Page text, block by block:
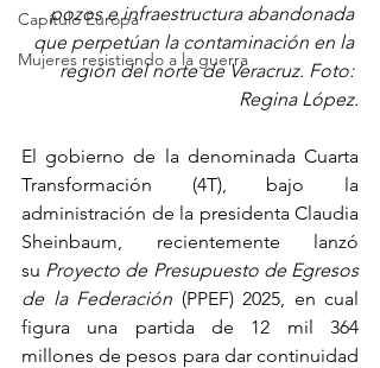
Capítulo Europa
Mujeres resistiendo a la guerra
pozos e infraestructura abandonada
que perpetúan la contaminación en la
región del norte de Veracruz. Foto:
Regina López.
El gobierno de la denominada Cuarta
Transformación (4T), bajo la
administración de la presidenta Claudia
Sheinbaum, recientemente lanzó
su Proyecto de Presupuesto de Egresos
de la Federación (PPEF) 2025, en cual
figura una partida de 12 mil 364
millones de pesos para dar continuidad